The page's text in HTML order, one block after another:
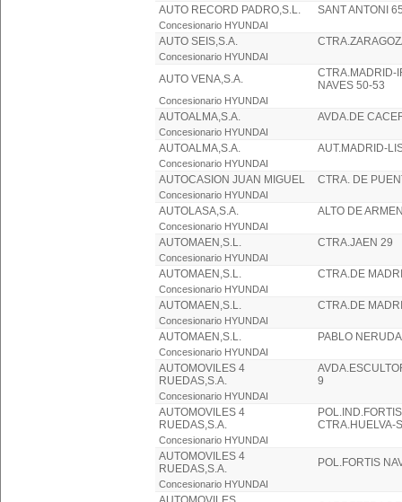
AUTO RECORD PADRO,S.L. SANT ANTONI
Concesionario HYUNDAI
AUTO SEIS,S.A.
Concesionario HYUNDAI
AUTO VENA,S.A.
CTRA.MADRID-
NAVES 50-53
Concesionario HYUNDAI
AUTOALMA,S.A. AVDA.DE
Concesionario HYUNDAI
AUTOALMA,S.A. AUT.MADRID-
Concesionario HYUNDAI
AUTOCASION JUAN MIGUEL CTRA. DE
Concesionario HYUNDAI
AUTOLASA,S.A. ALTO DE
Concesionario HYUNDAI
AUTOMAEN,S.L. CTRA.JAEN 29
Concesionario HYUNDAI
AUTOMAEN,S.L. CTRA.DE
Concesionario HYUNDAI
AUTOMAEN,S.L. CTRA.DE
Concesionario HYUNDAI
AUTOMAEN,S.L. PABLO
Concesionario HYUNDAI
AUTOMOVILES 4
RUEDAS,S.A.
9
Concesionario HYUNDAI
AUTOMOVILES 4
RUEDAS,S.A.
CTRA.HUELVA-
Concesionario HYUNDAI
AUTOMOVILES 4
RUEDAS,S.A.
POL.FORTIS
Concesionario HYUNDAI